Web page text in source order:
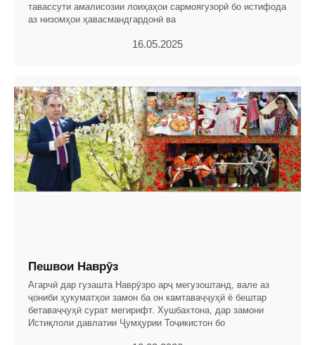
тавассути амалисозии лоиҳаҳои сармоягузорӣ бо истифода
аз низомҳои ҳавасмандгардонӣ ва
16.05.2025
Пешвои Наврӯз
Агарчӣ дар гузашта Наврӯзро арҷ мегузоштанд, вале аз
ҷониби ҳукуматҳои замон ба он камтаваҷҷуҳӣ ё бештар
бетаваҷҷуҳӣ сурат мегирифт. Хушбахтона, дар замони
Истиқлоли давлатии Ҷумҳурии Тоҷикистон бо